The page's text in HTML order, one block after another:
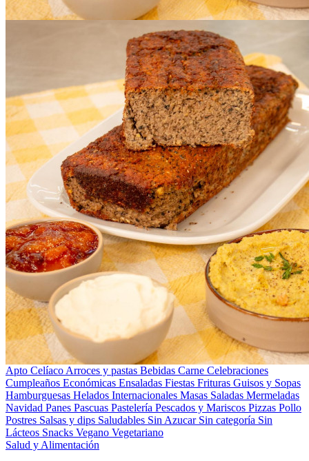
Apto Celíaco Arroces y pastas Bebidas Carne Celebraciones
Cumpleaños Económicas Ensaladas Fiestas Frituras Guisos y Sopas
Hamburguesas Helados Internacionales Masas Saladas Mermeladas
Navidad Panes Pascuas Pastelería Pescados y Mariscos Pizzas Pollo
Postres Salsas y dips Saludables Sin Azucar Sin categoría Sin
Lácteos Snacks Vegano Vegetariano
Salud y Alimentación